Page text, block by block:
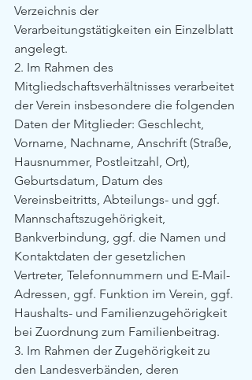
Verzeichnis der
Verarbeitungstätigkeiten ein Einzelblatt
angelegt.
2. Im Rahmen des
Mitgliedschaftsverhältnisses verarbeitet
der Verein insbesondere die folgenden
Daten der Mitglieder: Geschlecht,
Vorname, Nachname, Anschrift (Straße,
Hausnummer, Postleitzahl, Ort),
Geburtsdatum, Datum des
Vereinsbeitritts, Abteilungs- und ggf.
Mannschaftszugehörigkeit,
Bankverbindung, ggf. die Namen und
Kontaktdaten der gesetzlichen
Vertreter, Telefonnummern und E-Mail-
Adressen, ggf. Funktion im Verein, ggf.
Haushalts- und Familienzugehörigkeit
bei Zuordnung zum Familienbeitrag.
3. Im Rahmen der Zugehörigkeit zu
den Landesverbänden, deren